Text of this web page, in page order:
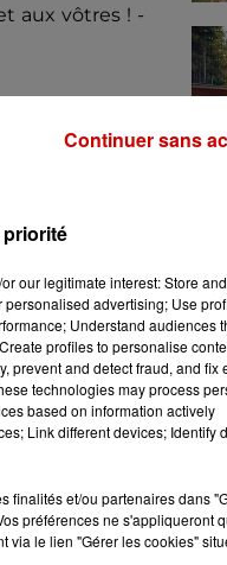
aux vôtres ! -
priorité
our legitimate interest: Store
advertising; Use
Understand audiences
profiles to personalise
prevent and detect fraud, and fix
technologies may process
based on information actively
Link different devices; Identify
finalités et/ou partenaires dans
préférences ne s'appliqueront
via le lien "Gérer les cookies"
Continuer sans